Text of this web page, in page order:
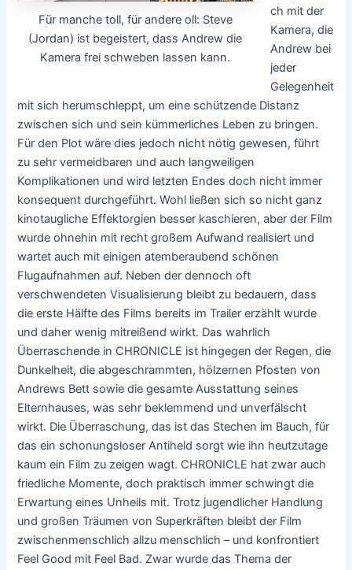
Für manche toll, für andere oll: Steve
(Jordan) ist begeistert, dass Andrew die
Kamera frei schweben lassen kann.
ch mit der
Kamera, die
Andrew bei
jeder
Gelegenheit
mit sich herumschleppt, um eine schützende Distanz
zwischen sich und sein kümmerliches Leben zu bringen.
Für den Plot wäre dies jedoch nicht nötig gewesen, führt
zu sehr vermeidbaren und auch langweiligen
Komplikationen und wird letzten Endes doch nicht immer
konsequent durchgeführt. Wohl ließen sich so nicht ganz
kinotaugliche Effektorgien besser kaschieren, aber der Film
wurde ohnehin mit recht großem Aufwand realisiert und
wartet auch mit einigen atemberaubend schönen
Flugaufnahmen auf. Neben der dennoch oft
verschwendeten Visualisierung bleibt zu bedauern, dass
die erste Hälfte des Films bereits im Trailer erzählt wurde
und daher wenig mitreißend wirkt. Das wahrlich
Überraschende in CHRONICLE ist hingegen der Regen, die
Dunkelheit, die abgeschrammten, hölzernen Pfosten von
Andrews Bett sowie die gesamte Ausstattung seines
Elternhauses, was sehr beklemmend und unverfälscht
wirkt. Die Überraschung, das ist das Stechen im Bauch, für
das ein schonungsloser Antiheld sorgt wie ihn heutzutage
kaum ein Film zu zeigen wagt. CHRONICLE hat zwar auch
friedliche Momente, doch praktisch immer schwingt die
Erwartung eines Unheils mit. Trotz jugendlicher Handlung
und großen Träumen von Superkräften bleibt der Film
zwischenmenschlich allzu menschlich – und konfrontiert
Feel Good mit Feel Bad. Zwar wurde das Thema der